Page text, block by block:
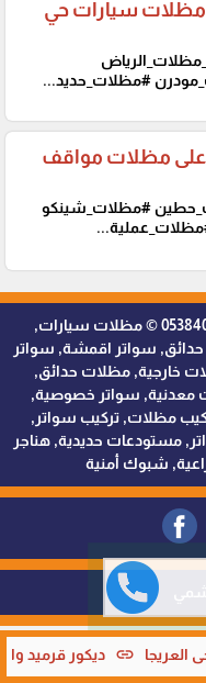
link ديكور قرميد
سيارات حي
#مظلات_حديد...
مظلات مواقف
#مظلات_شينكو
ظلال التميز للمظلات والسواتر - 0538402607 © مظلات سيارات,
سواتر اقمشة, سواتر
خارجية, مظلات حدائق,
سواتر خصوصية,
مظلات, تركيب سواتر,
مستودعات حديدية, هناجر
شبوك أمنية